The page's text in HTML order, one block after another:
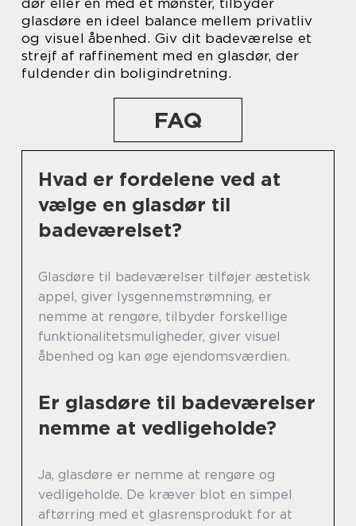
dør eller en med et mønster, tilbyder
glasdøre en ideel balance mellem privatliv
og visuel åbenhed. Giv dit badeværelse et
strejf af raffinement med en glasdør, der
fuldender din boligindretning.
FAQ
Hvad er fordelene ved at
vælge en glasdør til
badeværelset?
Glasdøre til badeværelser tilføjer æstetisk
appel, giver lysgennemstrømning, er
nemme at rengøre, tilbyder forskellige
funktionalitetsmuligheder, giver visuel
åbenhed og kan øge ejendomsværdien.
Er glasdøre til badeværelser
nemme at vedligeholde?
Ja, glasdøre er nemme at rengøre og
vedligeholde. De kræver blot en simpel
aftørring med et glasrensprodukt for at